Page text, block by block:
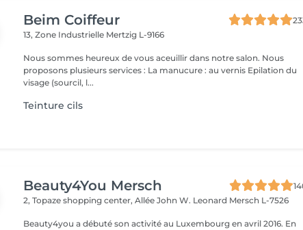
Beim Coiffeur
13, Zone Industrielle Mertzig L-9166
Nous sommes heureux de vous aceuillir dans notre salon. Nous
proposons plusieurs services : La manucure : au vernis Epilation du
visage (sourcil, l...
Teinture cils
Beauty4You Mersch
2, Topaze shopping center, Allée John W. Leonard Mersch L-7526
Beauty4you a débuté son activité au Luxembourg en avril 2016. En